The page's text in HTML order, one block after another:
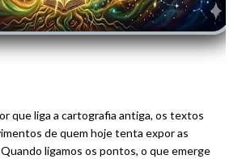
que liga a cartografia antiga, os textos
de quem hoje tenta expor as
ligamos os pontos, o que emerge